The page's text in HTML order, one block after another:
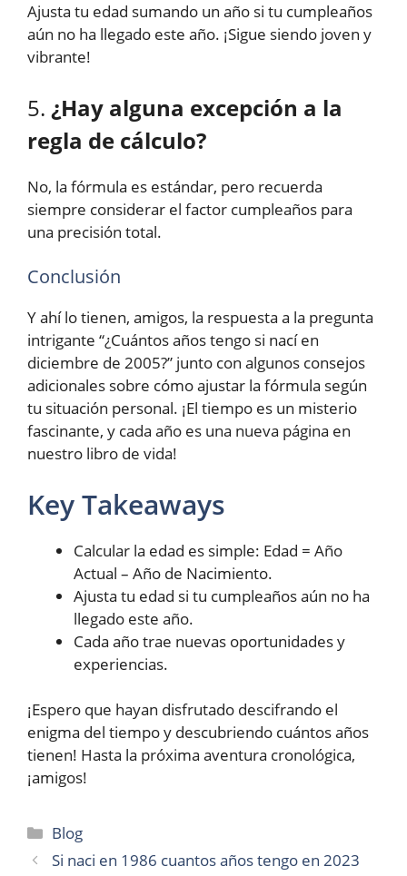
Ajusta tu edad sumando un año si tu cumpleaños
aún no ha llegado este año. ¡Sigue siendo joven y
vibrante!
5. ¿Hay alguna excepción a la
regla de cálculo?
No, la fórmula es estándar, pero recuerda
siempre considerar el factor cumpleaños para
una precisión total.
Conclusión
Y ahí lo tienen, amigos, la respuesta a la pregunta
intrigante “¿Cuántos años tengo si nací en
diciembre de 2005?” junto con algunos consejos
adicionales sobre cómo ajustar la fórmula según
tu situación personal. ¡El tiempo es un misterio
fascinante, y cada año es una nueva página en
nuestro libro de vida!
Key Takeaways
Calcular la edad es simple: Edad = Año
Actual – Año de Nacimiento.
Ajusta tu edad si tu cumpleaños aún no ha
llegado este año.
Cada año trae nuevas oportunidades y
experiencias.
¡Espero que hayan disfrutado descifrando el
enigma del tiempo y descubriendo cuántos años
tienen! Hasta la próxima aventura cronológica,
¡amigos!
Categories
Blog
Si naci en 1986 cuantos años tengo en 2023